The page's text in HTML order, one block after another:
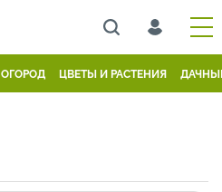
ЦВЕТЫ И РАСТЕНИЯ